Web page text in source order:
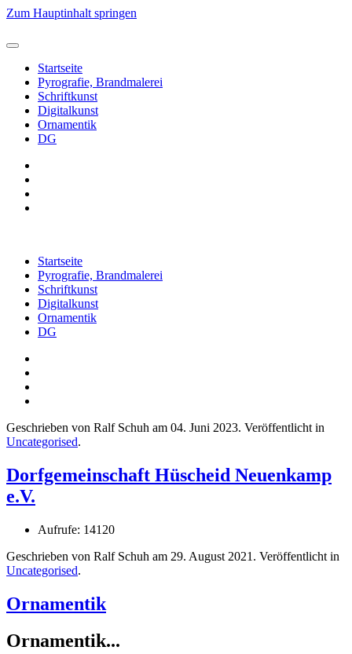
Zum Hauptinhalt springen
Startseite
Pyrografie, Brandmalerei
Schriftkunst
Digitalkunst
Ornamentik
DG
Startseite
Pyrografie, Brandmalerei
Schriftkunst
Digitalkunst
Ornamentik
DG
Geschrieben von Ralf Schuh am 04. Juni 2023. Veröffentlicht in
Uncategorised.
Dorfgemeinschaft Hüscheid Neuenkamp
e.V.
Aufrufe: 14120
Geschrieben von Ralf Schuh am 29. August 2021 . Veröffentlicht in
Uncategorised.
Ornamentik
Ornamentik...